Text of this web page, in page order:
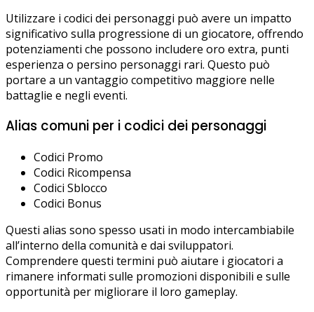
Utilizzare i codici dei personaggi può avere un impatto
significativo sulla progressione di un giocatore, offrendo
potenziamenti che possono includere oro extra, punti
esperienza o persino personaggi rari. Questo può
portare a un vantaggio competitivo maggiore nelle
battaglie e negli eventi.
Alias comuni per i codici dei personaggi
Codici Promo
Codici Ricompensa
Codici Sblocco
Codici Bonus
Questi alias sono spesso usati in modo intercambiabile
all’interno della comunità e dai sviluppatori.
Comprendere questi termini può aiutare i giocatori a
rimanere informati sulle promozioni disponibili e sulle
opportunità per migliorare il loro gameplay.